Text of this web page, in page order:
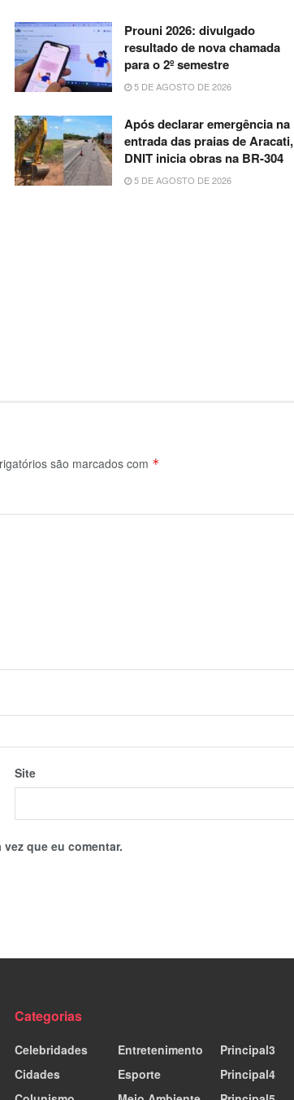
Prouni 2026: divulgado
resultado de nova chamada
para o 2º semestre
5 DE AGOSTO DE 2026
Após declarar emergência na
entrada das praias de Aracati,
DNIT inicia obras na BR-304
5 DE AGOSTO DE 2026
são marcados com *
Site
que eu comentar.
Categorias
Celebridades
Cidades
Entretenimento
Esporte
Principal3
Principal4